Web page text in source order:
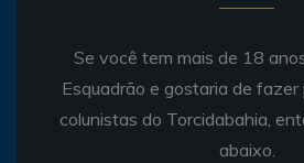
Se você tem mais de 18
Esquadrão e gostaria de
colunistas do Torcidabahia,
abaixo.